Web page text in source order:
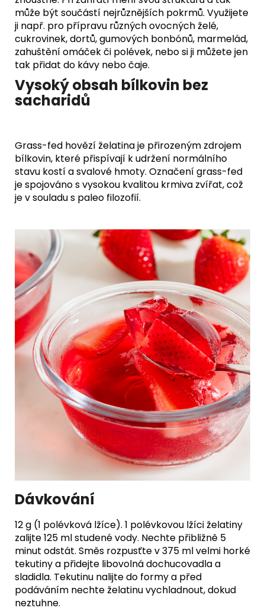
může být součástí nejrůznějších pokrmů. Využijete
ji např. pro přípravu různých ovocných želé,
cukrovinek, dortů, gumových bonbónů, marmelád,
zahuštění omáček či polévek, nebo si ji můžete jen
tak přidat do kávy nebo čaje.
Vysoký obsah bílkovin bez
sacharidů
Grass-fed hovězí želatina je přirozeným zdrojem
bílkovin, které přispívají k udržení normálního
stavu kostí a svalové hmoty. Označení grass-fed
je spojováno s vysokou kvalitou krmiva zvířat, což
je v souladu s paleo filozofií.
Dávkování
12 g (1 polévková lžíce). 1 polévkovou lžíci želatiny
zalijte 125 ml studené vody. Nechte přibližně 5
minut odstát. Směs rozpusťte v 375 ml velmi horké
tekutiny a přidejte libovolná dochucovadla a
sladidla. Tekutinu nalijte do formy a před
podáváním nechte želatinu vychladnout, dokud
neztuhne.